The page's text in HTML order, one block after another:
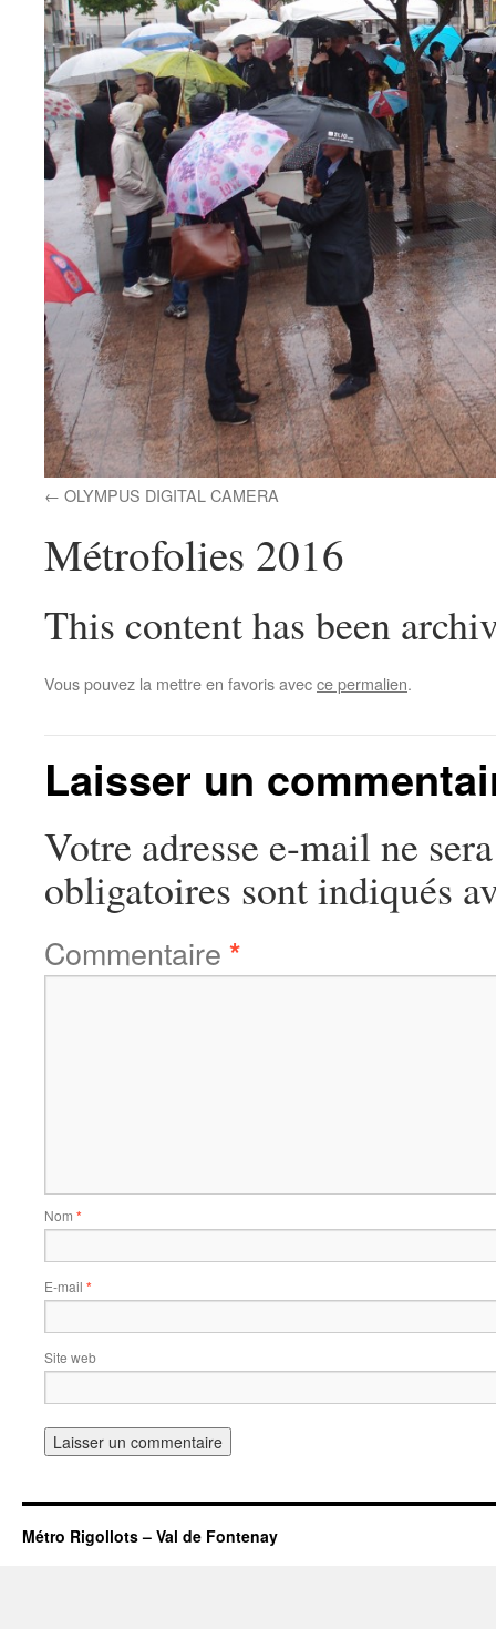
OLYMPUS DIGITAL CAMERA
Métrofolies 2016
This content has been
Vous pouvez la mettre en favoris avecce permalien.
Laisser un
Votre adresse e-mail ne
obligatoires sont indiqués
Commentaire *
Nom *
E-mail *
Site web
Métro Rigollots – Val de Fontenay